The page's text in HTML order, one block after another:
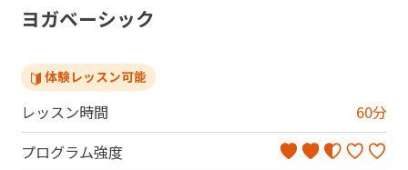
ヨガベーシック
体験レッスン可能
レッスン時間 60分
プログラム強度